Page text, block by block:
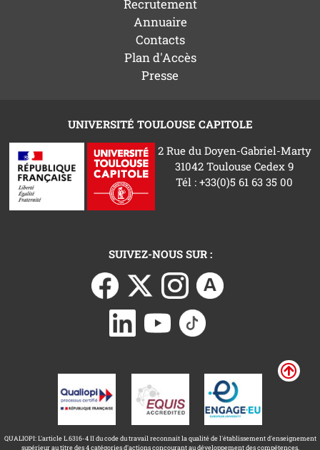
Recrutement
Annuaire
Contacts
Plan d'Accès
Presse
UNIVERSITÉ TOULOUSE CAPITOLE
2 Rue du Doyen-Gabriel-Marty
31042 Toulouse Cedex 9
Tél : +33(0)5 61 63 35 00
SUIVEZ-NOUS SUR :
QUALIOPI: L'article L.6316-4 II du code du travail reconnait la qualité de l'établissement d'enseignement
supérieur au titre des 4 catégories d'actions concourant au développement des compétences.